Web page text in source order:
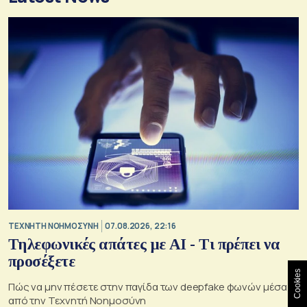
TΕΧΝΗΤΗ ΝΟΗΜΟΣΥΝΗ 07.08.2026, 22:16
Τηλεφωνικές απάτες με ΑΙ - Τι πρέπει να
προσέξετε
Πώς να μην πέσετε στην παγίδα των deepfake φωνών μέσα
από την Τεχνητή Νοημοσύνη
Cookies